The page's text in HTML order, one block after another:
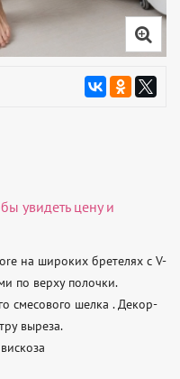
увидеть цену и
на широких бретелях с V-
по верху полочки.
смесового шелка . Декор-
выреза.